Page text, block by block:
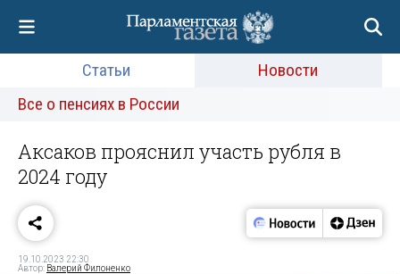
Статьи
Новости
Все о пенсиях в России
Аксаков прояснил участь рубля в
2024 году
19.10.2023 22:30
Автор: Валерий Филоненко